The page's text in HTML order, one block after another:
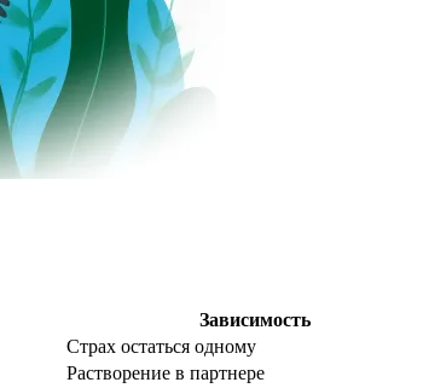
Зависимость
Страх остаться одному
Растворение в партнере